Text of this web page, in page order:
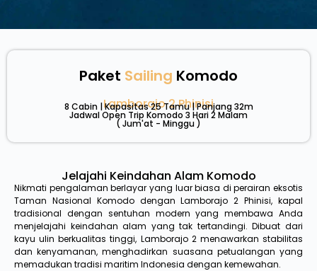
Paket Sailing Komodo
Lamborajo 2 Phinisi
8 Cabin | Kapasitas 25 Tamu | Panjang 32m
Jadwal Open Trip Komodo 3 Hari 2 Malam
( Jum'at - Minggu )
Jelajahi Keindahan Alam Komodo
Nikmati pengalaman berlayar yang luar biasa di perairan eksotis
Taman Nasional Komodo dengan Lamborajo 2 Phinisi, kapal
tradisional dengan sentuhan modern yang membawa Anda
menjelajahi keindahan alam yang tak tertandingi. Dibuat dari
kayu ulin berkualitas tinggi, Lamborajo 2 menawarkan stabilitas
dan kenyamanan, menghadirkan suasana petualangan yang
memadukan tradisi maritim Indonesia dengan kemewahan.